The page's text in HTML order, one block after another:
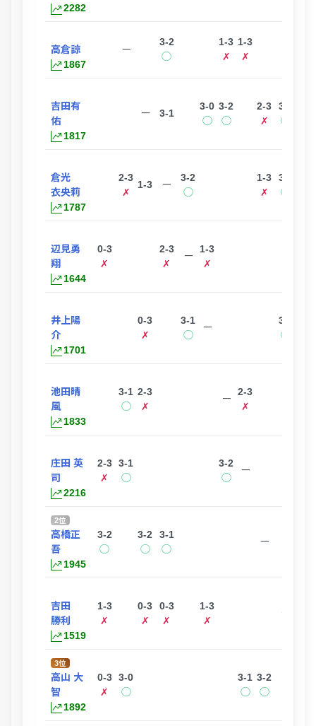
2282
高倉諒
1867
ー
3-2
◯
1-3
✗
1-3
✗
吉田有
佑
1817
ー 3-1
3-0
◯
3-2
◯
2-3
✗
3-0
◯
倉光
衣央莉
1787
2-3
✗
1-3 ー
3-2
◯
1-3
✗
3-0
◯
辺見勇
翔
1644
0-3
✗
2-3
✗
ー
1-3
✗
井上陽
介
1701
0-3
✗
3-1
◯
ー
3-1
◯
池田晴
風
1833
3-1
◯
2-3
✗
ー
2-3
✗
庄田 英
司
2216
2-3
✗
3-1
◯
3-2
◯
ー
2位
高橋正
吾
1945
3-2
◯
3-2
◯
3-1
◯
ー
吉田
勝利
1519
1-3
✗
0-3
✗
0-3
✗
1-3
✗
ー
3位
高山 大
智
1892
0-3
✗
3-0
◯
3-1
◯
3-2
◯